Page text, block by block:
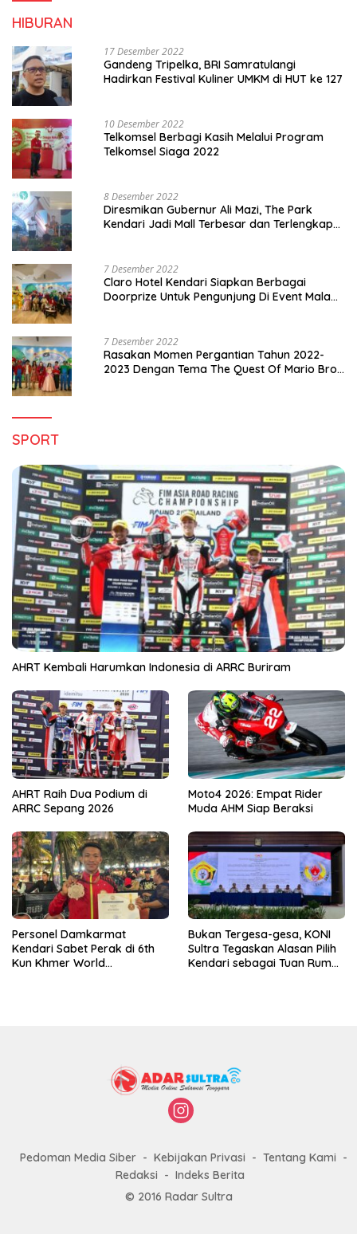
HIBURAN
17 Desember 2022
Gandeng Tripelka, BRI Samratulangi
Hadirkan Festival Kuliner UMKM di HUT ke 127
10 Desember 2022
Telkomsel Berbagi Kasih Melalui Program
Telkomsel Siaga 2022
8 Desember 2022
Diresmikan Gubernur Ali Mazi, The Park
Kendari Jadi Mall Terbesar dan Terlengkap
7 Desember 2022
Claro Hotel Kendari Siapkan Berbagai
Doorprize Untuk Pengunjung Di Event Malam
7 Desember 2022
Rasakan Momen Pergantian Tahun 2022-
2023 Dengan Tema The Quest Of Mario Bros
SPORT
AHRT Kembali Harumkan Indonesia di ARRC Buriram
AHRT Raih Dua Podium di
ARRC Sepang 2026
Moto4 2026: Empat Rider
Muda AHM Siap Beraksi
Personel Damkarmat
Kendari Sabet Perak di 6th
Kun Khmer World
Bukan Tergesa-gesa, KONI
Sultra Tegaskan Alasan Pilih
Kendari sebagai Tuan Rumah
Pedoman Media Siber Kebijakan Privasi
Tentang Kami
Redaksi
Indeks Berita
© 2016 Radar Sultra